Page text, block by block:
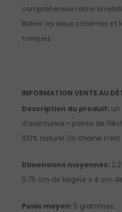
compréhension dans la
libérer les vieux schémas
toxiques.
INFORMATION VENTE AU
Description du produit:
d’aventurine « pointe de
100% naturel (la chaîne
Dimensions moyennes:
0.75 cm de largeur x 4 cm
Poids moyen: 5 grammes.